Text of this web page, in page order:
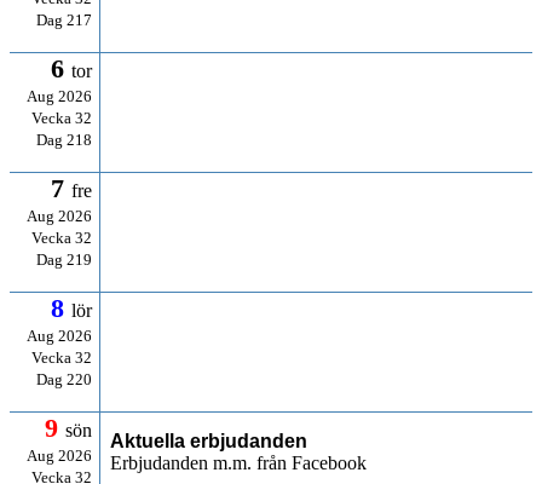
Dag 217
6 tor
Aug 2026
Vecka 32
Dag 218
7 fre
Aug 2026
Vecka 32
Dag 219
8 lör
Aug 2026
Vecka 32
Dag 220
9 sön
Aug 2026
Vecka 32
Aktuella erbjudanden
Erbjudanden m.m. från Facebook